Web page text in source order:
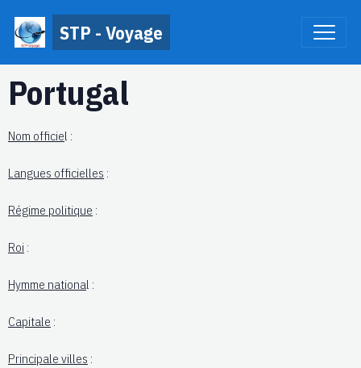
STP - Voyage
Portugal
Nom officiel :
Langues officielles :
Régime politique :
Roi :
Hymme national :
Capitale :
Principale villes :